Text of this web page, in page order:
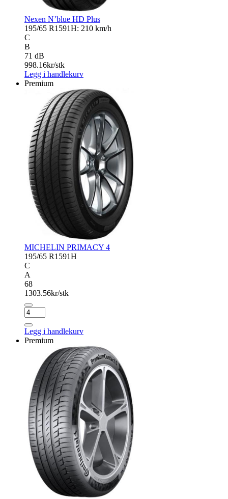
Nexen N’blue HD Plus
195/65 R1591H: 210 km/h
C
B
71 dB
998.16kr/stk
Legg i handlekurv
Premium
MICHELIN PRIMACY 4
195/65 R1591H
C
A
68
1303.56kr/stk
MICHELIN
PRIMACY
4
antall
Legg i handlekurv
Premium